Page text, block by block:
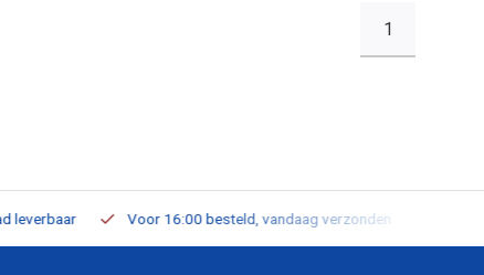
1
Voor 16:00 besteld, vandaag verzonden